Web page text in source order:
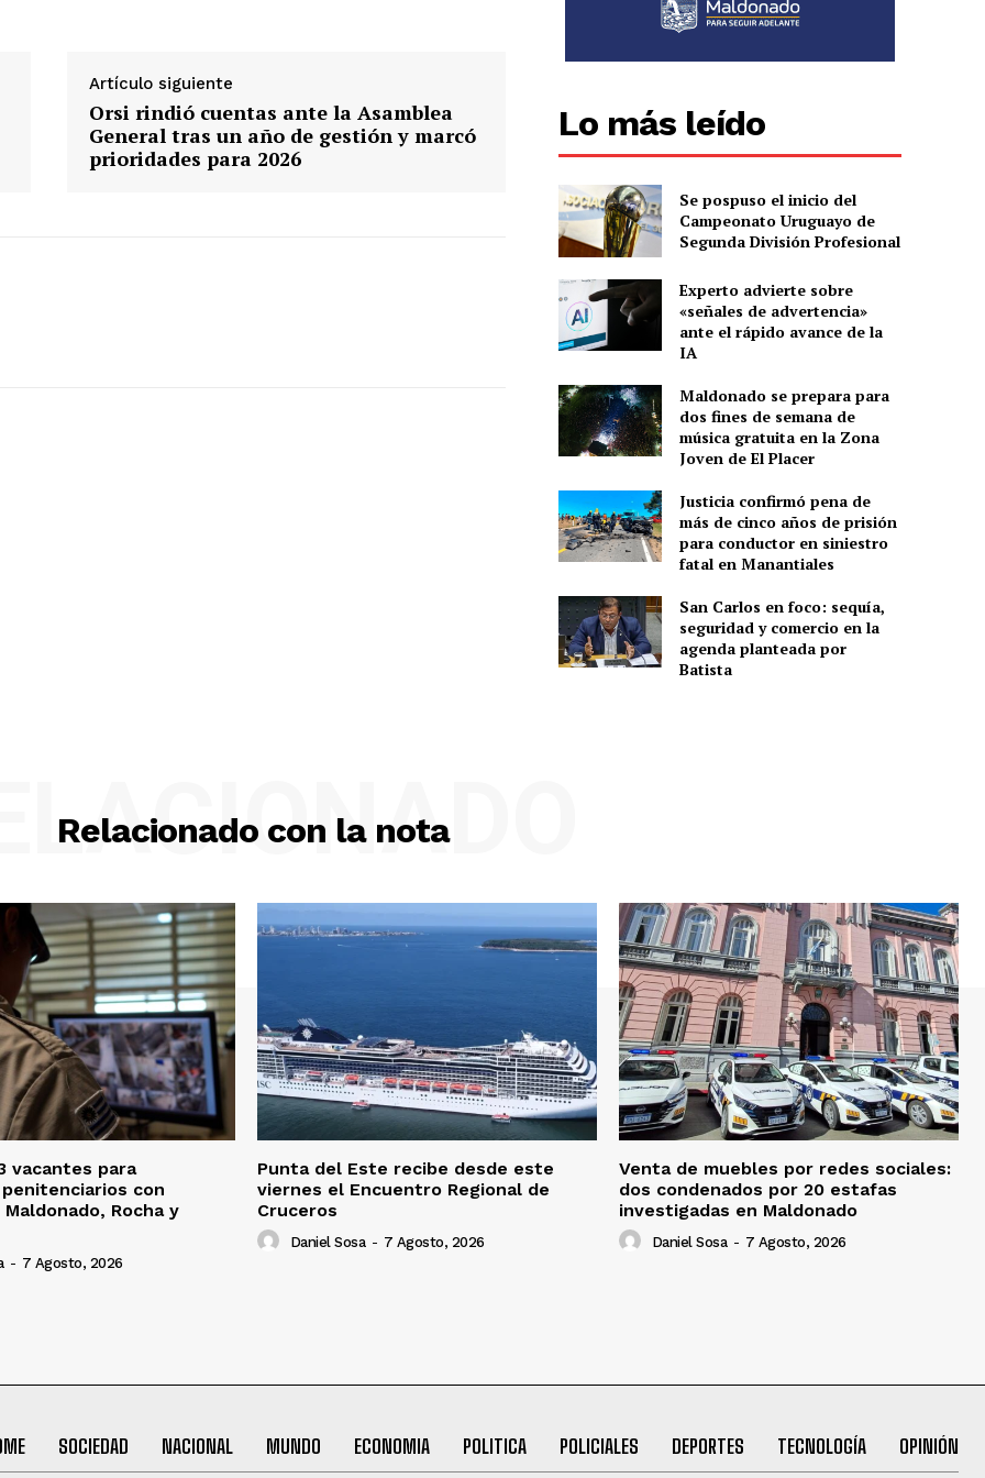
Artículo siguiente
Orsi rindió cuentas ante la Asamblea
General tras un año de gestión y marcó
prioridades para 2026
Lo más leído
Se pospuso el inicio del
Campeonato Uruguayo de
Segunda División Profesional
Experto advierte sobre
«señales de advertencia»
ante el rápido avance de la
IA
Maldonado se prepara para
dos fines de semana de
música gratuita en la Zona
Joven de El Placer
Justicia confirmó pena de
más de cinco años de prisión
para conductor en siniestro
fatal en Manantiales
San Carlos en foco: sequía,
seguridad y comercio en la
agenda planteada por
Batista
Relacionado con la nota
vacantes para
con
Rocha y
- 7 Agosto, 2026
Punta del Este recibe desde este
viernes el Encuentro Regional de
Cruceros
Daniel Sosa - 7 Agosto, 2026
Venta de muebles por redes sociales:
dos condenados por 20 estafas
investigadas en Maldonado
Daniel Sosa - 7 Agosto, 2026
SOCIEDAD NACIONAL MUNDO ECONOMIA POLITICA POLICIALES DEPORTES TECNOLOGÍA OPINIÓN